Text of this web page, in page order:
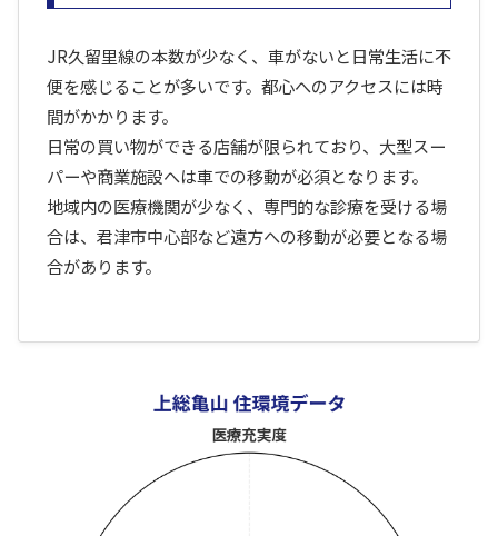
JR久留里線の本数が少なく、車がないと日常生活に不
便を感じることが多いです。都心へのアクセスには時
間がかかります。
日常の買い物ができる店舗が限られており、大型スー
パーや商業施設へは車での移動が必須となります。
地域内の医療機関が少なく、専門的な診療を受ける場
合は、君津市中心部など遠方への移動が必要となる場
合があります。